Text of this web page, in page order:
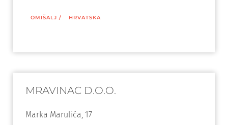
OMIŠALJ / HRVATSKA
MRAVINAC D.O.O.
Marka Marulića, 17